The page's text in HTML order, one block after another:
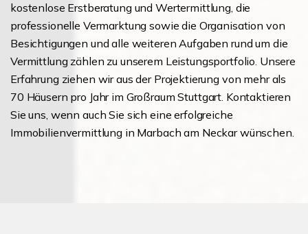
kostenlose Erstberatung und Wertermittlung, die
professionelle Vermarktung sowie die Organisation von
Besichtigungen und alle weiteren Aufgaben rund um die
Vermittlung zählen zu unserem Leistungsportfolio. Unsere
Erfahrung ziehen wir aus der Projektierung von mehr als
70 Häusern pro Jahr im Großraum Stuttgart. Kontaktieren
Sie uns, wenn auch Sie sich eine erfolgreiche
Immobilienvermittlung in Marbach am Neckar wünschen.